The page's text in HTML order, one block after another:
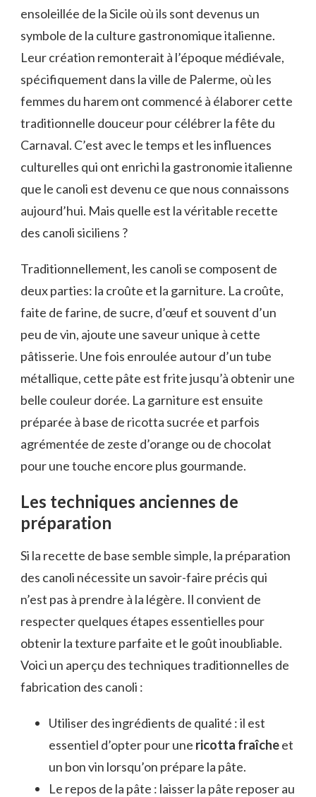
ensoleillée de la Sicile où ils sont devenus un
symbole de la culture gastronomique italienne.
Leur création remonterait à l’époque médiévale,
spécifiquement dans la ville de Palerme, où les
femmes du harem ont commencé à élaborer cette
traditionnelle douceur pour célébrer la fête du
Carnaval. C’est avec le temps et les influences
culturelles qui ont enrichi la gastronomie italienne
que le canoli est devenu ce que nous connaissons
aujourd’hui. Mais quelle est la véritable recette
des canoli siciliens ?
Traditionnellement, les canoli se composent de
deux parties: la croûte et la garniture. La croûte,
faite de farine, de sucre, d’œuf et souvent d’un
peu de vin, ajoute une saveur unique à cette
pâtisserie. Une fois enroulée autour d’un tube
métallique, cette pâte est frite jusqu’à obtenir une
belle couleur dorée. La garniture est ensuite
préparée à base de ricotta sucrée et parfois
agrémentée de zeste d’orange ou de chocolat
pour une touche encore plus gourmande.
Les techniques anciennes de
préparation
Si la recette de base semble simple, la préparation
des canoli nécessite un savoir-faire précis qui
n’est pas à prendre à la légère. Il convient de
respecter quelques étapes essentielles pour
obtenir la texture parfaite et le goût inoubliable.
Voici un aperçu des techniques traditionnelles de
fabrication des canoli :
Utiliser des ingrédients de qualité : il est
essentiel d’opter pour une ricotta fraîcheet
un bon vin lorsqu’on prépare la pâte.
Le repos de la pâte : laisser la pâte reposer au